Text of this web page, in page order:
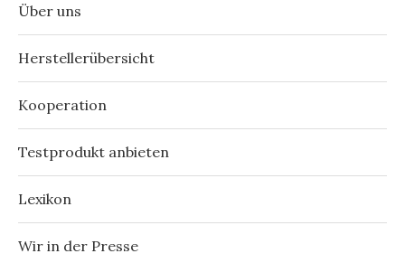
Über uns
Herstellerübersicht
Kooperation
Testprodukt anbieten
Lexikon
Wir in der Presse